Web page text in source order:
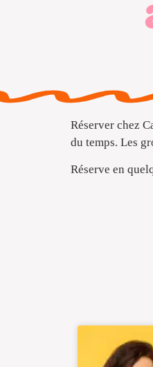
Réserver chez
du temps. Les
Réserve en